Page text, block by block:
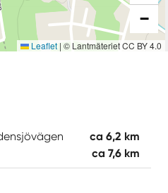
−
Leaflet | © Lantmäteriet CC BY 4.0
ca 6,2 km
ca 7,6 km